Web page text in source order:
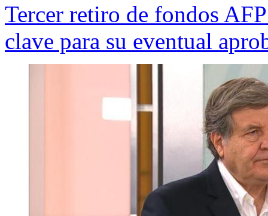
Tercer retiro de fondos
clave para su eventual